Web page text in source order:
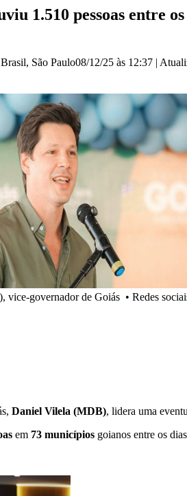
1.510 pessoas entre
, São Paulo08/12/25 às 12:37 |
vice-governador de Goiás • Redes
Daniel Vilela (MDB), lidera uma
em 73 municípios goianos entre os dias